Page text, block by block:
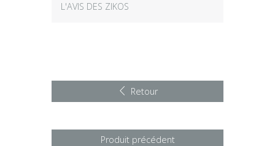
L'AVIS DES ZIKOS
Retour
Produit précédent